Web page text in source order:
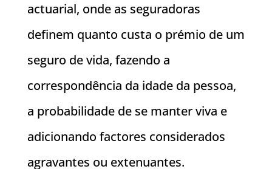
actuarial, onde as seguradoras
definem quanto custa o prémio de um
seguro de vida, fazendo a
correspondência da idade da pessoa,
a probabilidade de se manter viva e
adicionando factores considerados
agravantes ou extenuantes.